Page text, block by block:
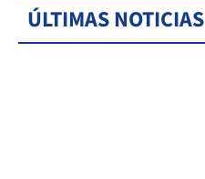
ÚLTIMAS NOTICIAS